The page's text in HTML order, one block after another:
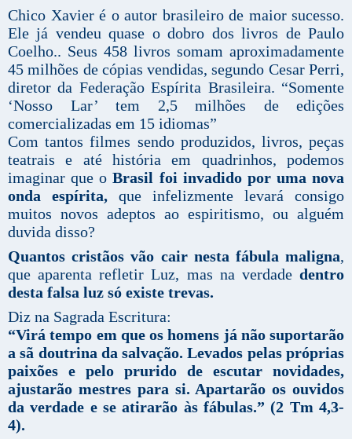
Chico Xavier é o autor brasileiro de maior sucesso.
Ele já vendeu quase o dobro dos livros de Paulo
Coelho.. Seus 458 livros somam aproximadamente
45 milhões de cópias vendidas, segundo Cesar Perri,
diretor da Federação Espírita Brasileira. “Somente
‘Nosso Lar’ tem 2,5 milhões de edições
comercializadas em 15 idiomas”
Com tantos filmes sendo produzidos, livros, peças
teatrais e até história em quadrinhos, podemos
imaginar que oBrasil foi invadido por uma nova
onda espírita, que infelizmente levará consigo
muitos novos adeptos ao espiritismo, ou alguém
duvida disso?
Quantos cristãos vão cair nesta fábula maligna,
que aparenta refletir Luz, mas na verdade dentro
desta falsa luz só existe trevas.
Diz na Sagrada Escritura:
“Virá tempo em que os homens já não suportarão
a sã doutrina da salvação. Levados pelas próprias
paixões e pelo prurido de escutar novidades,
ajustarão mestres para si. Apartarão os ouvidos
da verdade e se atirarão às fábulas.” (2 Tm 4,3-
4).